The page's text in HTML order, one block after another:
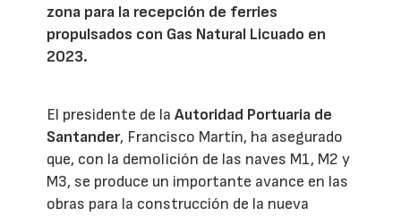
zona para la recepción de ferries
propulsados con Gas Natural Licuado en
2023.
El presidente de laAutoridad Portuaria de
Santander, Francisco Martín, ha asegurado
que, con la demolición de las naves M1, M2 y
M3, se produce un importante avance en las
obras para la construcción de la nueva